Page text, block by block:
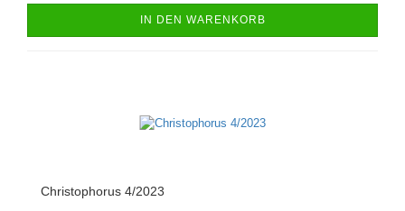
IN DEN WARENKORB
Christophorus 4/2023